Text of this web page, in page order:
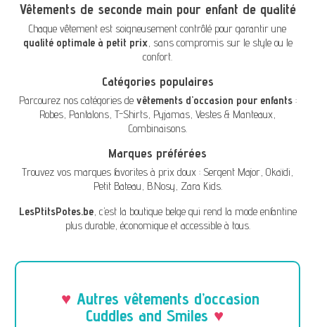
Vêtements de seconde main pour enfant de qualité
Chaque vêtement est soigneusement contrôlé pour garantir une
qualité optimale à petit prix, sans compromis sur le style ou le
confort.
Catégories populaires
Parcourez nos catégories de vêtements d'occasion pour enfants:
Robes, Pantalons, T-Shirts, Pyjamas, Vestes & Manteaux,
Combinaisons.
Marques préférées
Trouvez vos marques favorites à prix doux : Sergent Major, Okaïdi,
Petit Bateau, B.Nosy, Zara Kids.
LesPtitsPotes.be, c’est la boutique belge qui rend la mode enfantine
plus durable, économique et accessible à tous.
Autres vêtements d’occasion
Cuddles and Smiles